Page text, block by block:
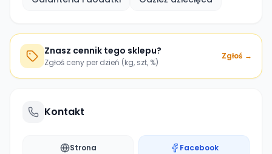
Znasz cennik tego sklepu?
Zgłoś ceny per dzień (kg, szt, %)
Zgłoś →
Kontakt
Strona Facebook